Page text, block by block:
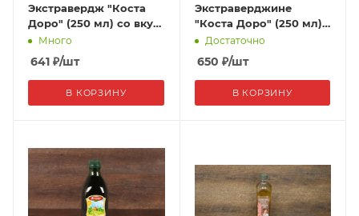
Экстравердж "Коста
Доро" (250 мл) со вкус.
Много
641 ₽/шт
В КОРЗИНУ
Экстраверджине
"Коста Доро" (250 мл)
со вкус. и аром.
Достаточно
650 ₽/шт
В КОРЗИНУ